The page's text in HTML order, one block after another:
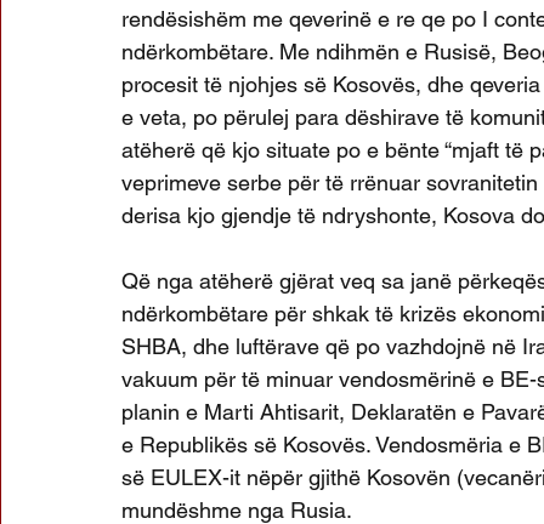
rendësishëm me qeverinë e re qe po I
ndërkombëtare. Me ndihmën e Rusisë,
procesit të njohjes së Kosovës, dhe
e veta, po përulej para dëshirave të
atëherë që kjo situate po e bënte “mjaft të
veprimeve serbe për të rrënuar
derisa kjo gjendje të ndryshonte, Kosova
Që nga atëherë gjërat veq sa janë
ndërkombëtare për shkak të krizës
SHBA, dhe luftërave që po vazhdojnë në
vakuum për të minuar vendosmërinë e
planin e Marti Ahtisarit, Deklaratën e
e Republikës së Kosovës. Vendosmëria e
së EULEX-it nëpër gjithë Kosovën
mundëshme nga Rusia.